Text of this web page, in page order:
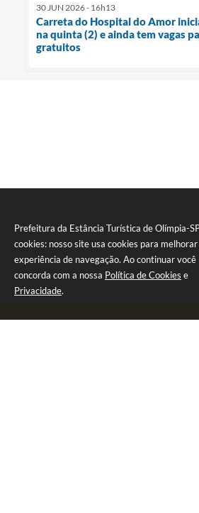
Prefeitura da Estância Turística de Olímpia-
cookies: nosso site usa cookies para melhorar
experiência de navegação. Ao continuar você
concorda com a nossa Política de Cookies e
Privacidade.
30 JUN 2026 - 16h13
Carreta do Hospital do Amor
na quinta (2) e ainda tem vagas
gratuitos